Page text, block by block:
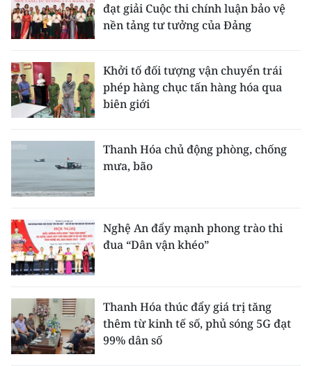
đạt giải Cuộc thi chính luận bảo vệ
nền tảng tư tưởng của Đảng
Khởi tố đối tượng vận chuyển trái
phép hàng chục tấn hàng hóa qua
biên giới
Thanh Hóa chủ động phòng, chống
mưa, bão
Nghệ An đẩy mạnh phong trào thi
đua “Dân vận khéo”
Thanh Hóa thúc đẩy giá trị tăng
thêm từ kinh tế số, phủ sóng 5G đạt
99% dân số